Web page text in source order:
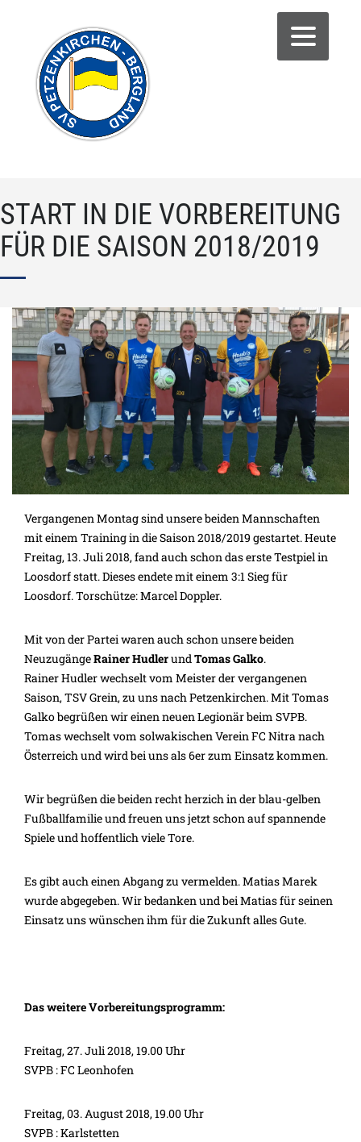
START IN DIE VORBEREITUNG
FÜR DIE SAISON 2018/2019
Vergangenen Montag sind unsere beiden Mannschaften
mit einem Training in die Saison 2018/2019 gestartet. Heute
Freitag, 13. Juli 2018, fand auch schon das erste Testpiel in
Loosdorf statt. Dieses endete mit einem 3:1 Sieg für
Loosdorf. Torschütze: Marcel Doppler.
Mit von der Partei waren auch schon unsere beiden
NeuzugängeRainer HudlerundTomas Galko.
Rainer Hudler wechselt vom Meister der vergangenen
Saison, TSV Grein, zu uns nach Petzenkirchen. Mit Tomas
Galko begrüßen wir einen neuen Legionär beim SVPB.
Tomas wechselt vom solwakischen Verein FC Nitra nach
Österreich und wird bei uns als 6er zum Einsatz kommen.
Wir begrüßen die beiden recht herzich in der blau-gelben
Fußballfamilie und freuen uns jetzt schon auf spannende
Spiele und hoffentlich viele Tore.
Es gibt auch einen Abgang zu vermelden. Matias Marek
wurde abgegeben. Wir bedanken und bei Matias für seinen
Einsatz uns wünschen ihm für die Zukunft alles Gute.
Das weitere Vorbereitungsprogramm:
Freitag, 27. Juli 2018, 19.00 Uhr
SVPB : FC Leonhofen
Freitag, 03. August 2018, 19.00 Uhr
SVPB : Karlstetten